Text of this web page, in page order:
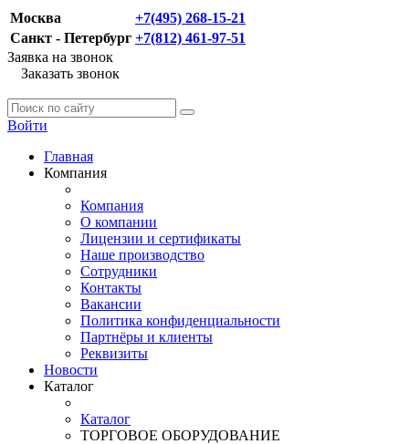
Москва
+7(495) 268-15-21
Санкт - Петербург +7(812) 461-97-51
Заявка на звонок
Заказать звонок
Войти
Главная
Компания
Компания
О компании
Лицензии и сертификаты
Наше производство
Сотрудники
Контакты
Вакансии
Политика конфиденциальности
Партнёры и клиенты
Реквизиты
Новости
Каталог
Каталог
ТОРГОВОЕ ОБОРУДОВАНИЕ